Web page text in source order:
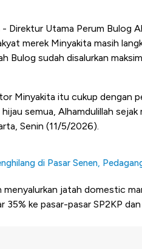
- Direktur Utama Perum Bulog
merek Minyakita masih
Bulog sudah disalurkan
Minyakita itu cukup dengan
semua, Alhamdulillah
Senin (11/5/2026).
di Pasar Senen,
menyalurkan jatah domestic
35% ke pasar-pasar SP2KP